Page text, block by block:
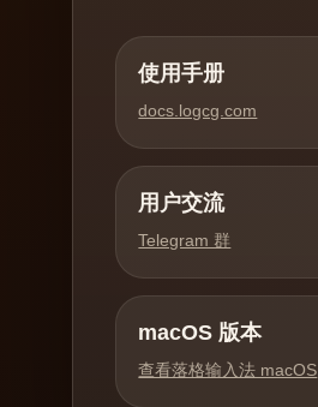
使用手册
docs.logcg.com
用户交流
Telegram 群
macOS 版本
查看落格输入法 macOS